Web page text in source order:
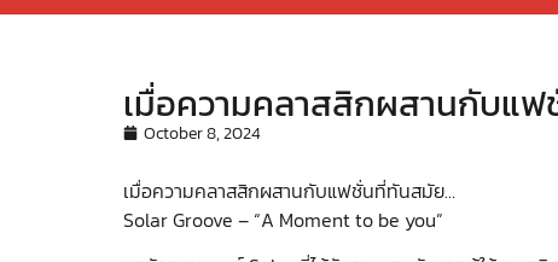
เมื่อความคลาสสิกผสานกับแฟ
October 8, 2024
เมื่อความคลาสสิกผสานกับแฟชั่นที่ทันสมัย…
Solar Groove – “A Moment to be you”